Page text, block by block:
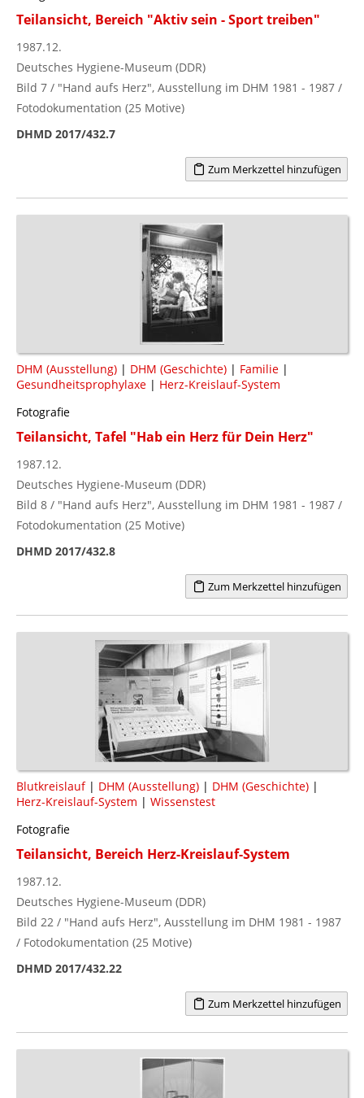
Teilansicht, Bereich "Aktiv sein - Sport treiben"
1987.12.
Deutsches Hygiene-Museum (DDR)
Bild 7 / "Hand aufs Herz", Ausstellung im DHM 1981 - 1987 /
Fotodokumentation (25 Motive)
DHMD 2017/432.7
Zum Merkzettel hinzufügen
DHM (Ausstellung) | DHM (Geschichte) | Familie |
Gesundheitsprophylaxe | Herz-Kreislauf-System
Fotografie
Teilansicht, Tafel "Hab ein Herz für Dein Herz"
1987.12.
Deutsches Hygiene-Museum (DDR)
Bild 8 / "Hand aufs Herz", Ausstellung im DHM 1981 - 1987 /
Fotodokumentation (25 Motive)
DHMD 2017/432.8
Zum Merkzettel hinzufügen
Blutkreislauf| DHM (Ausstellung) | DHM (Geschichte) |
Herz-Kreislauf-System | Wissenstest
Fotografie
Teilansicht, Bereich Herz-Kreislauf-System
1987.12.
Deutsches Hygiene-Museum (DDR)
Bild 22 / "Hand aufs Herz", Ausstellung im DHM 1981 - 1987
/ Fotodokumentation (25 Motive)
DHMD 2017/432.22
Zum Merkzettel hinzufügen